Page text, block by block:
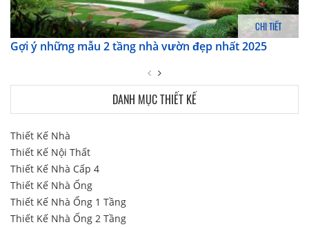
CHI TIẾT
Gợi ý những mẫu 2 tầng nhà vườn đẹp nhất 2025
DANH MỤC THIẾT KẾ
Thiết Kế Nhà
Thiết Kế Nội Thất
Thiết Kế Nhà Cấp 4
Thiết Kế Nhà Ống
Thiết Kế Nhà Ống 1 Tầng
Thiết Kế Nhà Ống 2 Tầng